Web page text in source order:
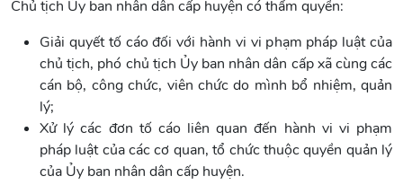
Chủ tịch Ủy ban nhân dân cấp huyện có thẩm quyền:
Giải quyết tố cáo đối với hành vi vi phạm pháp luật của
chủ tịch, phó chủ tịch Ủy ban nhân dân cấp xã cùng các
cán bộ, công chức, viên chức do mình bổ nhiệm, quản
lý;
Xử lý các đơn tố cáo liên quan đến hành vi vi phạm
pháp luật của các cơ quan, tổ chức thuộc quyền quản lý
của Ủy ban nhân dân cấp huyện.